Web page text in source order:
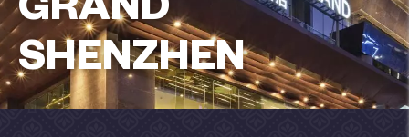
SHENZHEN